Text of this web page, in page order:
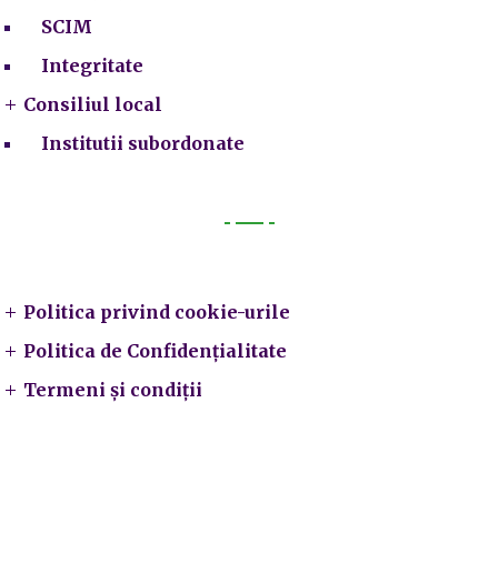
SCIM
Integritate
Consiliul local
Institutii subordonate
Politica privind cookie-urile
Politica de Confidențialitate
Termeni și condiții